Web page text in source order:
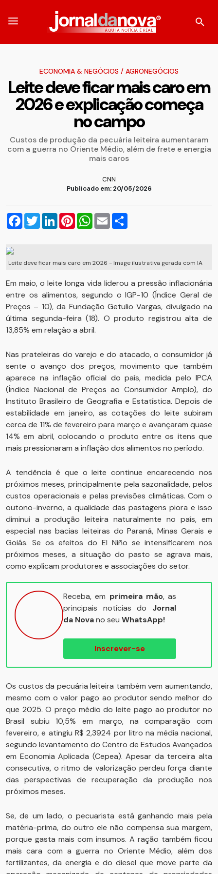
ECONOMIA & NEGÓCIOS / AGRONEGÓCIOS
Leite deve ficar mais caro em
2026 e explicação começa
no campo
Custos de produção da pecuária leiteira aumentaram
com a guerra no Oriente Médio, além de frete e energia
mais caros
CNN
Publicado em: 20/05/2026
Facebook
TwitterLinkedInPinterestWhatsApp
Email
Leite deve ficar mais caro em 2026 - Image ilustrativa gerada com IA
Em maio, o leite longa vida liderou a pressão inflacionária
entre os alimentos, segundo o IGP-10 (Índice Geral de
Preços – 10), da Fundação Getulio Vargas, divulgado na
última segunda-feira (18). O produto registrou alta de
13,85% em relação a abril.
Nas prateleiras do varejo e do atacado, o consumidor já
sente o avanço dos preços, movimento que também
aparece na inflação oficial do país, medida pelo IPCA
(Índice Nacional de Preços ao Consumidor Amplo), do
Instituto Brasileiro de Geografia e Estatística. Depois de
estabilidade em janeiro, as cotações do leite subiram
cerca de 11% de fevereiro para março e avançaram quase
14% em abril, colocando o produto entre os itens que
mais pressionaram a inflação dos alimentos no período.
A tendência é que o leite continue encarecendo nos
próximos meses, principalmente pela sazonalidade, pelos
custos operacionais e pelas previsões climáticas. Com o
outono-inverno, a qualidade das pastagens piora e isso
diminui a produção leiteira naturalmente no país, em
especial nas bacias leiteiras do Paraná, Minas Gerais e
Goiás. Se os efeitos do El Niño se intensificarem nos
próximos meses, a situação do pasto se agrava mais,
como explicam produtores e associações do setor.
Receba, em primeira mão, as
principais notícias do Jornal
da Novano seu WhatsApp!
Inscrever-se
Os custos da pecuária leiteira também vem aumentando,
mesmo com o valor pago ao produtor sendo melhor do
que 2025. O preço médio do leite pago ao produtor no
Brasil subiu 10,5% em março, na comparação com
fevereiro, e atingiu R$ 2,3924 por litro na média nacional,
segundo levantamento do Centro de Estudos Avançados
em Economia Aplicada (Cepea). Apesar da terceira alta
consecutiva, o ritmo de valorização perdeu força diante
das perspectivas de recuperação da produção nos
próximos meses.
Se, de um lado, o pecuarista está ganhando mais pela
matéria-prima, do outro ele não compensa sua margem,
porque gasta mais com insumos. A ração também ficou
mais cara com a guerra no Oriente Médio, além dos
fertilizantes, da energia e do diesel que move parte da